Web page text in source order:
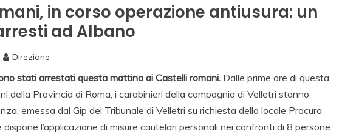
in corso operazione antiusura: un
ad Albano
Direzione
stati arrestati questa mattina ai Castelli romani. Dalle prime ore di questa
della Provincia di Roma, i carabinieri della compagnia di Velletri stanno
emessa dal Gip del Tribunale di Velletri su richiesta della locale Procura
dispone l’applicazione di misure cautelari personali nei confronti di 8 persone